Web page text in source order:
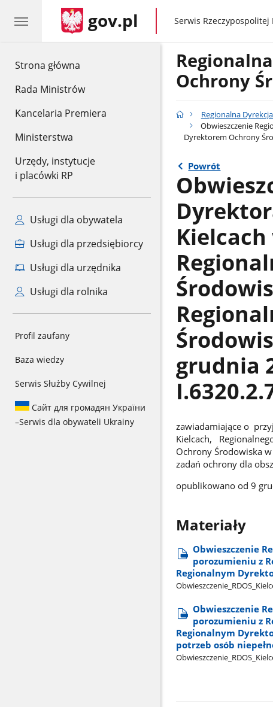
Strona główna
Rada Ministrów
Kancelaria Premiera
Ministerstwa
Urzędy, instytucje
i placówki RP
Usługi dla obywatela
Usługi dla przedsiębiorcy
Usługi dla urzędnika
Usługi dla rolnika
Profil zaufany
Baza wiedzy
Serwis Służby Cywilnej
Сайт для громадян України
–Serwis dla obywateli Ukrainy
gov.pl gov.pl
Serwis Rzeczypospolitej
Ochrony
Regionalna
Obwieszczenie
Dyrektorem Ochrony
Powrót
grudnia
zawiadamiające o
Kielcach,
Ochrony Środowiska
zadań ochrony dla
opublikowano od 9
Materiały
Obwieszczenie
porozumieniu z
Regionalnym
Obwieszczenie
porozumieniu z
Regionalnym
potrzeb osób